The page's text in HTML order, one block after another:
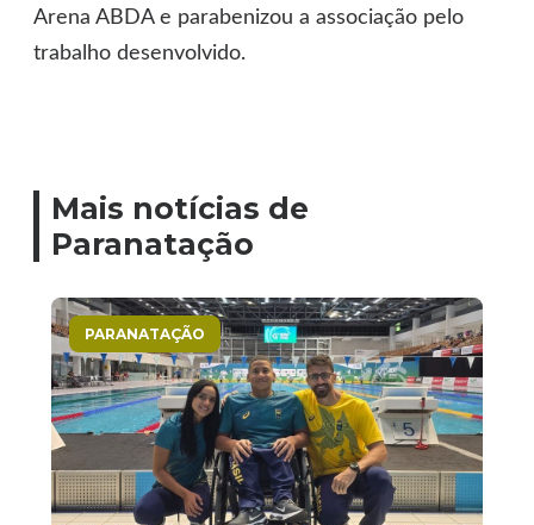
Arena ABDA e parabenizou a associação pelo
trabalho desenvolvido.
Mais notícias de
Paranatação
PARANATAÇÃO